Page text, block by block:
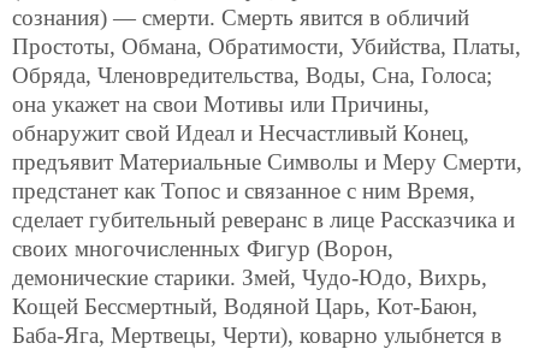
сознания) — смерти. Смерть явится в обличий
Простоты, Обмана, Обратимости, Убийства, Платы,
Обряда, Членовредительства, Воды, Сна, Голоса;
она укажет на свои Мотивы или Причины,
обнаружит свой Идеал и Несчастливый Конец,
предъявит Материальные Символы и Меру Смерти,
предстанет как Топос и связанное с ним Время,
сделает губительный реверанс в лице Рассказчика и
своих многочисленных Фигур (Ворон,
демонические старики. Змей, Чудо-Юдо, Вихрь,
Кощей Бессмертный, Водяной Царь, Кот-Баюн,
Баба-Яга, Мертвецы, Черти), коварно улыбнется в